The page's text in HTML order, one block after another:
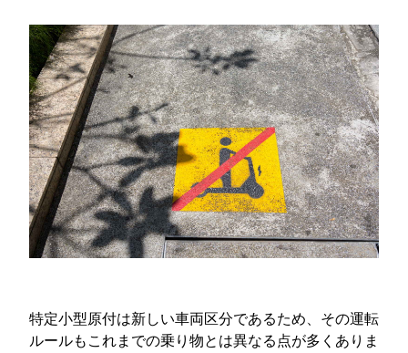
特定小型原付は新しい車両区分であるため、その運転
ルールもこれまでの乗り物とは異なる点が多くありま